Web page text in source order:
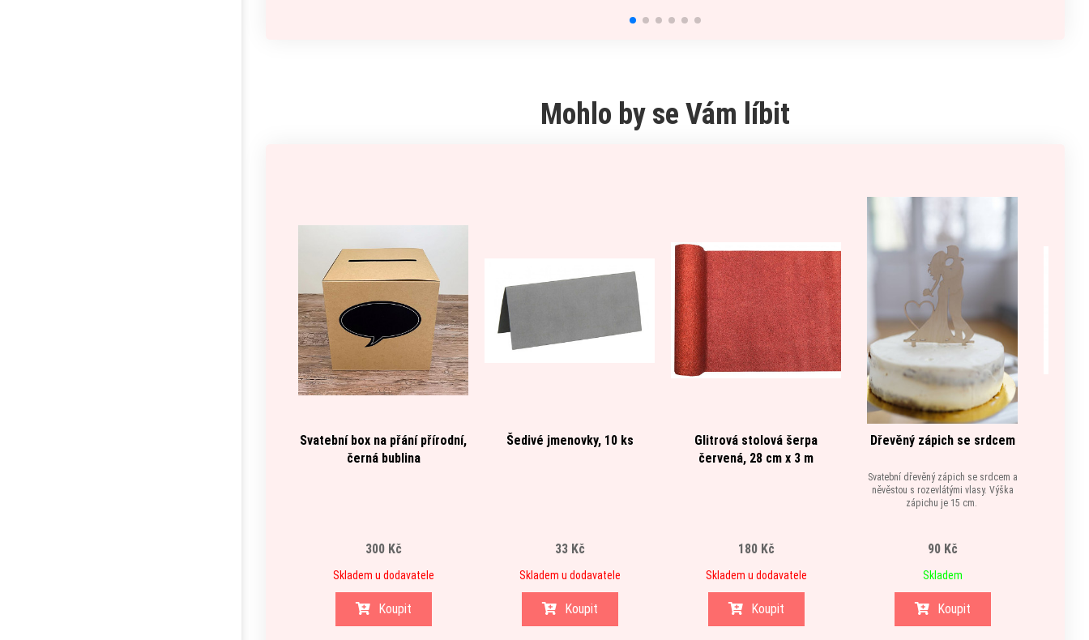
Mohlo by se Vám líbit
Svatební box na přání přírodní,
černá bublina
300 Kč
Skladem u dodavatele
Koupit
Šedivé jmenovky, 10 ks
33 Kč
Skladem u dodavatele
Koupit
Glitrová stolová šerpa
červená, 28 cm x 3 m
180 Kč
Skladem u dodavatele
Koupit
Dřevěný zápich se srdcem
Svatební dřevěný zápich se srdcem a
něvěstou s rozevlátými vlasy. Výška
zápichu je 15 cm.
90 Kč
Skladem
Koupit